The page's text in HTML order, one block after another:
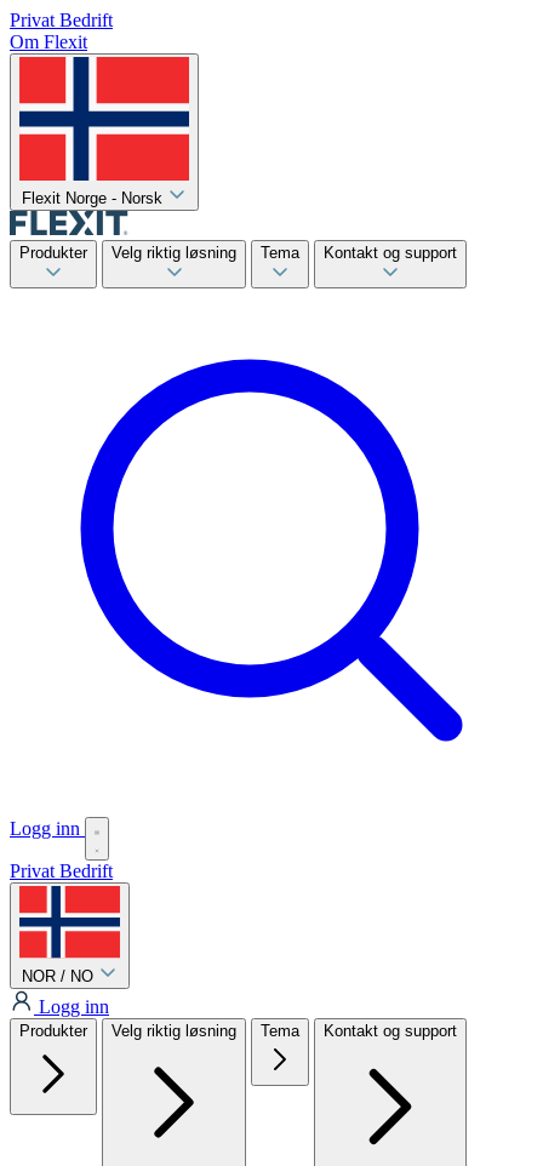
Privat Bedrift
Om Flexit
Flexit Norge - Norsk
Produkter Velg riktig løsning Tema Kontakt og support
Logg inn
Privat Bedrift
NOR / NO
Logg inn
Produkter Velg riktig løsning Tema Kontakt og support